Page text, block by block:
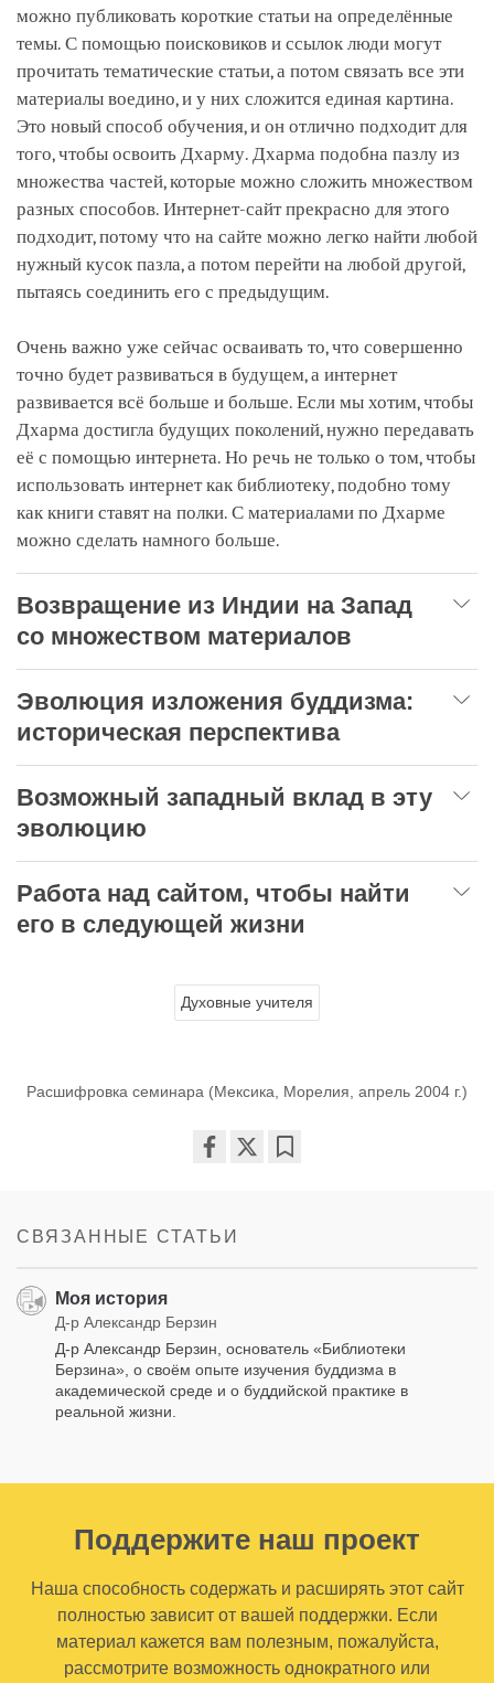
можно публиковать короткие статьи на определённые
темы. С помощью поисковиков и ссылок люди могут
прочитать тематические статьи, а потом связать все эти
материалы воедино, и у них сложится единая картина.
Это новый способ обучения, и он отлично подходит для
того, чтобы освоить Дхарму. Дхарма подобна пазлу из
множества частей, которые можно сложить множеством
разных способов. Интернет-сайт прекрасно для этого
подходит, потому что на сайте можно легко найти любой
нужный кусок пазла, а потом перейти на любой другой,
пытаясь соединить его с предыдущим.
Очень важно уже сейчас осваивать то, что совершенно
точно будет развиваться в будущем, а интернет
развивается всё больше и больше. Если мы хотим, чтобы
Дхарма достигла будущих поколений, нужно передавать
её с помощью интернета. Но речь не только о том, чтобы
использовать интернет как библиотеку, подобно тому
как книги ставят на полки. С материалами по Дхарме
можно сделать намного больше.
Возвращение из Индии на Запад
со множеством материалов
Эволюция изложения буддизма:
историческая перспектива
Возможный западный вклад в эту
эволюцию
Работа над сайтом, чтобы найти
его в следующей жизни
Духовные учителя
Расшифровка семинара (Мексика, Морелия, апрель 2004 г.)
СВЯЗАННЫЕ СТАТЬИ
Моя история
Д-р Александр Берзин
Д-р Александр Берзин, основатель «Библиотеки
Берзина», о своём опыте изучения буддизма в
академической среде и о буддийской практике в
реальной жизни.
Поддержите наш проект
Наша способность содержать и расширять этот сайт
полностью зависит от вашей поддержки. Если
материал кажется вам полезным, пожалуйста,
рассмотрите возможность однократного или